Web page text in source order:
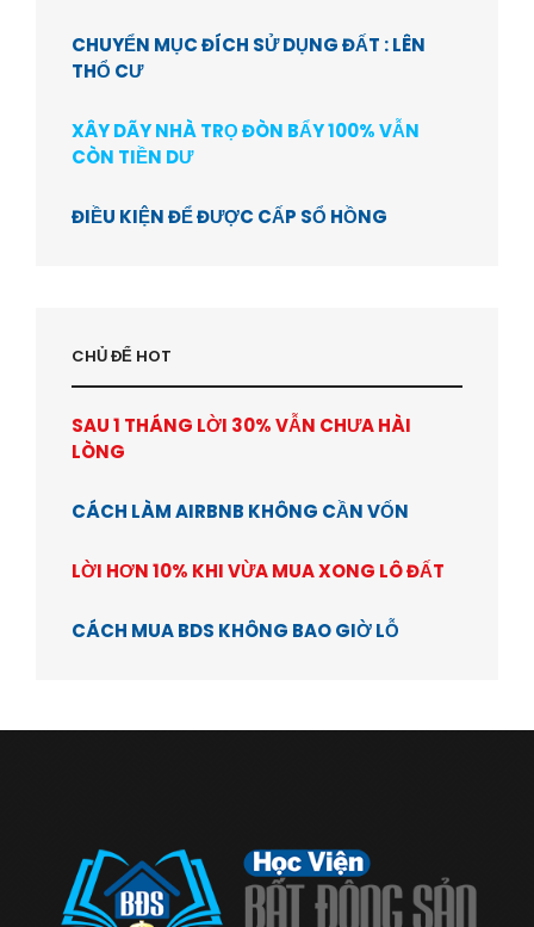
CHUYỂN MỤC ĐÍCH SỬ DỤNG ĐẤT : LÊN
THỔ CƯ
XÂY DÃY NHÀ TRỌ ĐÒN BẨY 100% VẪN
CÒN TIỀN DƯ
ĐIỀU KIỆN ĐỂ ĐƯỢC CẤP SỔ HỒNG
CHỦ ĐỂ HOT
SAU 1 THÁNG LỜI 30% VẪN CHƯA HÀI
LÒNG
CÁCH LÀM AIRBNB KHÔNG CẦN VỐN
LỜI HƠN 10% KHI VỪA MUA XONG LÔ ĐẤT
CÁCH MUA BDS KHÔNG BAO GIỜ LỖ